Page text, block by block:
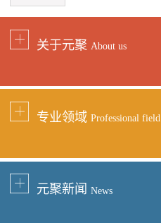
关于元聚 About us
专业领域 Professional field
元聚新闻 News